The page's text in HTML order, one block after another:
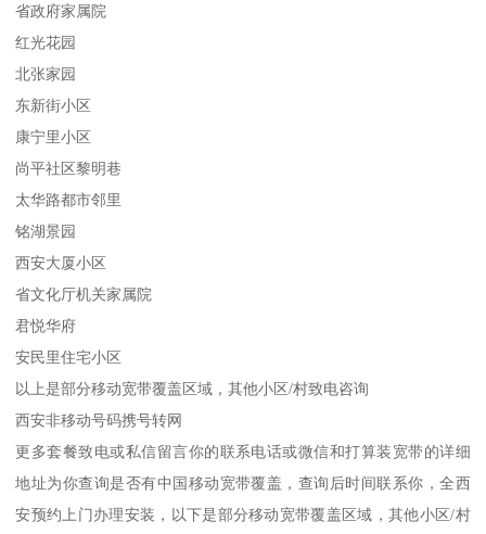
省政府家属院
红光花园
北张家园
东新街小区
康宁里小区
尚平社区黎明巷
太华路都市邻里
铭湖景园
西安大厦小区
省文化厅机关家属院
君悦华府
安民里住宅小区
以上是部分移动宽带覆盖区域，其他小区/村致电咨询
西安非移动号码携号转网
更多套餐致电或私信留言你的联系电话或微信和打算装宽带的详细
地址为你查询是否有中国移动宽带覆盖，查询后时间联系你，全西
安预约上门办理安装，以下是部分移动宽带覆盖区域，其他小区/村